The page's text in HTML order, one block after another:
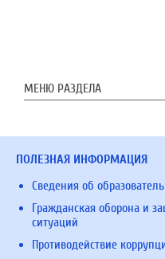
МЕНЮ РАЗДЕЛА
ПОЛЕЗНАЯ ИНФОРМАЦИЯ
Сведения об
Гражданская оборона и
ситуаций
Противодействие